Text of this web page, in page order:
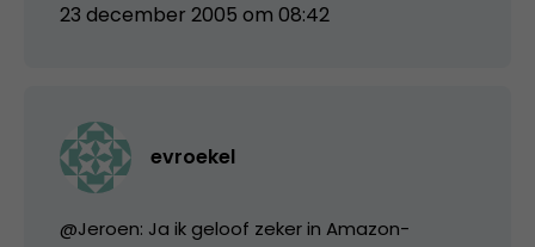
23 december 2005 om 08:42
evroekel
@Jeroen: Ja ik geloof zeker in Amazon-